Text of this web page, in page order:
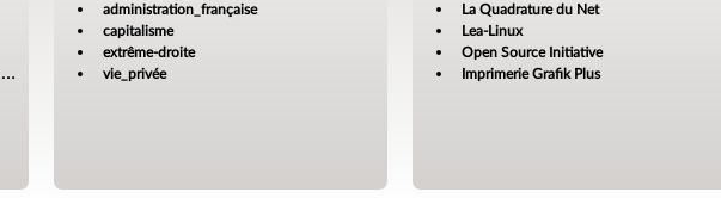
administration_française
capitalisme
extrême-droite
vie_privée
La Quadrature du Net
Lea-Linux
Open Source Initiative
Imprimerie Grafik Plus